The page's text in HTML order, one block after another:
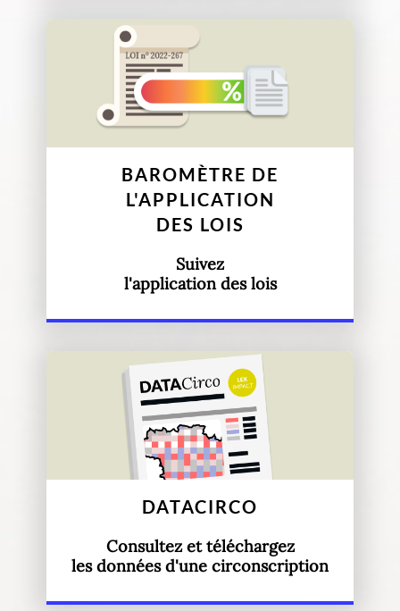
BAROMÈTRE DE
L'APPLICATION
DES LOIS
Suivez
l'application des lois
DATACIRCO
Consultez et téléchargez
les données d'une circonscription